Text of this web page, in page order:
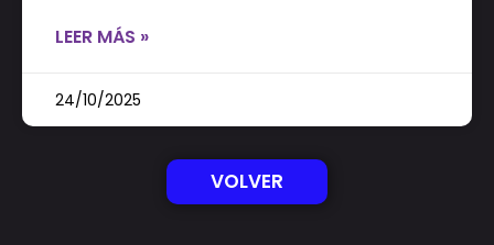
LEER MÁS »
24/10/2025
VOLVER